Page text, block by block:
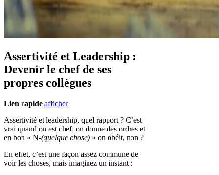
Assertivité et Leadership :
Devenir le chef de ses
propres collègues
Lien rapide afficher
Assertivité et leadership, quel rapport ? C’est
vrai quand on est chef, on donne des ordres et
en bon « N-(quelque chose) » on obéit, non ?
En effet, c’est une façon assez commune de
voir les choses, mais imaginez un instant :